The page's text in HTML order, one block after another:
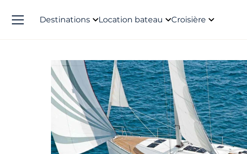
Destinations Location bateau Croisière